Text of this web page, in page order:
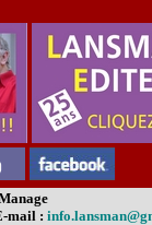
mail :